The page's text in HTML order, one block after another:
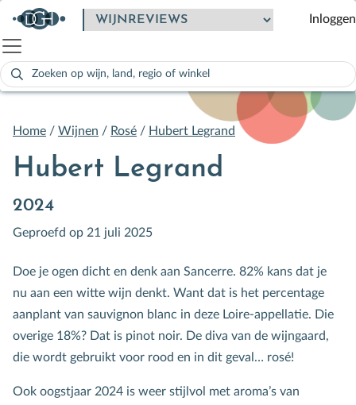
Zoeken
naar:
Als de resultaten voor automatisch aanvullen beschikbaar zijn,
Inloggen
Home / Wijnen / Rosé / Hubert Legrand
Hubert Legrand
2024
Geproefd op 21 juli 2025
Doe je ogen dicht en denk aan Sancerre. 82% kans dat je
nu aan een witte wijn denkt. Want dat is het percentage
aanplant van sauvignon blanc in deze Loire-appellatie. Die
overige 18%? Dat is pinot noir. De diva van de wijngaard,
die wordt gebruikt voor rood en in dit geval… rosé!
Ook oogstjaar 2024 is weer stijlvol met aroma’s van